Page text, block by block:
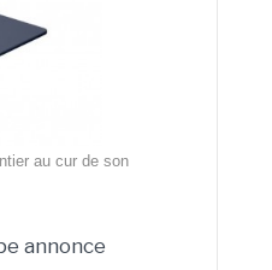
au cur de son
annonce